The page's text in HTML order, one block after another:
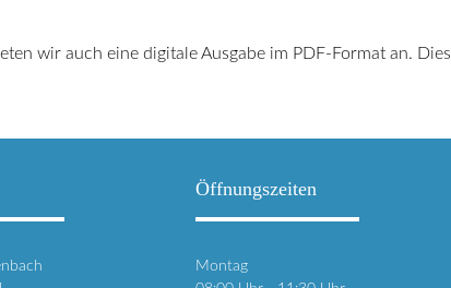
wir auch eine digitale Ausgabe im PDF-Format an.
Öffnungszeiten
Montag